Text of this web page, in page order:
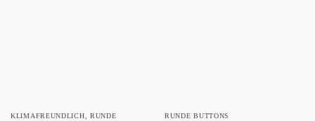
KLIMAFREUNDLICH
RUNDE
RUNDE BUTTONS